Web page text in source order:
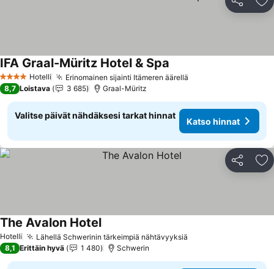
Jaa
4 Tähtiluokitus
Hotelli Erinomainen sijainti Itämeren äärellä
IFA Graal-Müritz Hotel & Spa
8,7 Loistava 3 685 Graal-Müritz
Valitse päivät nähdäksesi tarkat hinnat
Katso hinnat
Jaa
Hotelli Lähellä Schwerinin tärkeimpiä nähtävyyksiä
The Avalon HotelKatso hinnat
8,1 Erittäin hyvä 1 480 Schwerin